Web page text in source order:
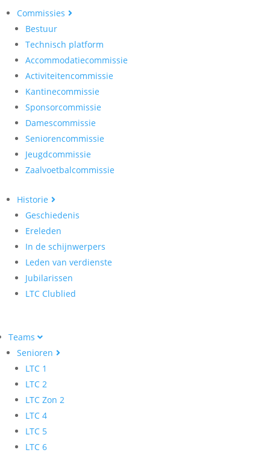
Commissies
Bestuur
Technisch platform
Accommodatiecommissie
Activiteitencommissie
Kantinecommissie
Sponsorcommissie
Damescommissie
Seniorencommissie
Jeugdcommissie
Zaalvoetbalcommissie
Historie
Geschiedenis
Ereleden
In de schijnwerpers
Leden van verdienste
Jubilarissen
LTC Clublied
Teams
Senioren
LTC 1
LTC 2
LTC Zon 2
LTC 4
LTC 5
LTC 6